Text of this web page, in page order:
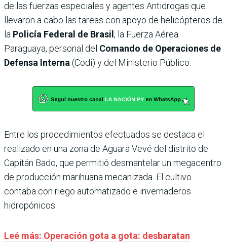
de las fuerzas especiales y agentes Antidrogas que
llevaron a cabo las tareas con apoyo de helicópteros de
la Policía Federal de Brasil , la Fuerza Aérea
Paraguaya, personal del Comando de Operaciones de
Defensa Interna (Codi) y del Ministerio Público.
Entre los procedimientos efectuados se destaca el
realizado en una zona de Aguará Vevé del distrito de
Capitán Bado, que permitió desmantelar un megacentro
de producción marihuana mecanizada. El cultivo
contaba con riego automatizado e invernaderos
hidropónicos.
Leé más: Operación gota a gota: desbaratan